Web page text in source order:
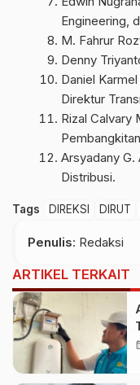
Engineering,
M. Fahrur
Denny
Daniel
Direktur
Rizal Calvary
Arsyadany
Distribusi.
Tags DIREKSI DIRUT
Penulis: Redaksi
ARTIKEL TERKAIT